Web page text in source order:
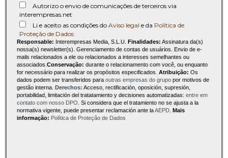
Autorizo o envio de comunicações de terceiros via
interempresas.net
Li e aceito as condições do Aviso legal e da Política de
Proteção de Dados
Responsable: Interempresas Media, S.L.U. Finalidades: Assinatura da(s)
nossa(s) newsletter(s). Gerenciamento de contas de usuários. Envio de e-
mails relacionados a ele ou relacionados a interesses semelhantes ou
associados. Conservação: durante o relacionamento com você, ou enquanto
for necessário para realizar os propósitos especificados. Atribuição: Os
dados podem ser transferidos para outras empresas do grupo por motivos de
gestão interna.
Derechos: Acceso, rectificación, oposición, supresión,
portabilidad, limitación del tratatamiento y decisiones automatizadas: entre em
contato com nosso DPO . Si considera que el tratamiento no se ajusta a la
normativa vigente, puede presentar reclamación ante laAEPD
Mais
informação: Política de Proteção de Dados